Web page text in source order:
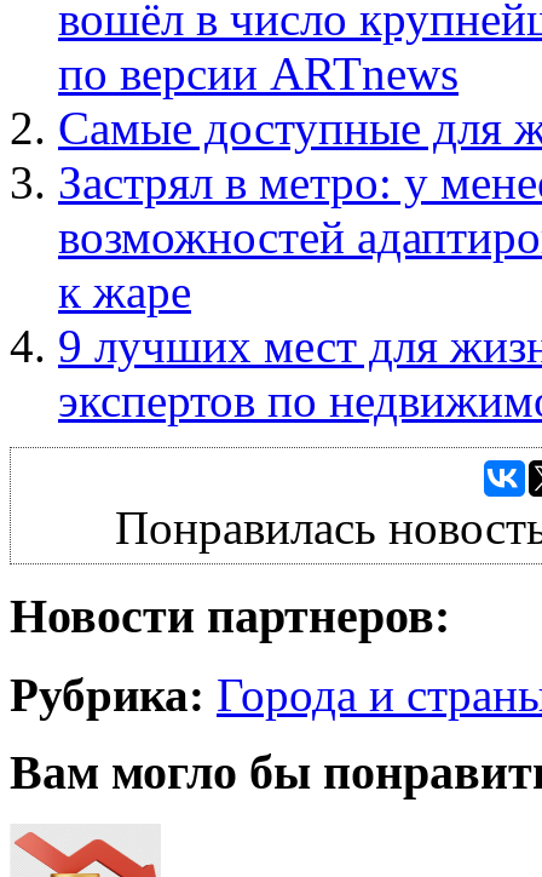
вошёл в число
по версии ARTnews
Самые доступные для
Застрял в метро: у
возможностей
к жаре
9 лучших мест для
экспертов по
Понравилась
Новости партнеров:
Рубрика: Города и
Вам могло бы